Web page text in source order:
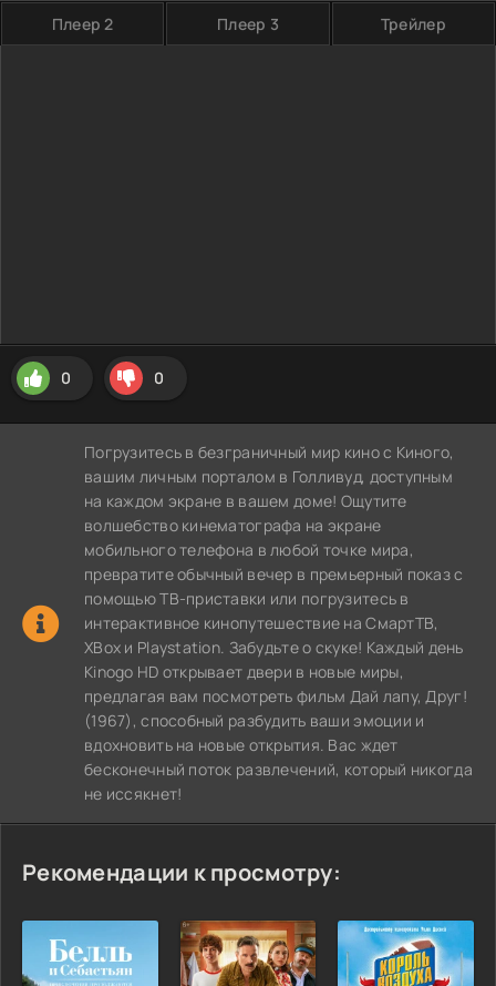
Плеер 2 Плеер 3 Трейлер
0 0
Погрузитесь в безграничный мир кино с Киного,
вашим личным порталом в Голливуд, доступным
на каждом экране в вашем доме! Ощутите
волшебство кинематографа на экране
мобильного телефона в любой точке мира,
превратите обычный вечер в премьерный показ с
помощью ТВ-приставки или погрузитесь в
интерактивное кинопутешествие на СмартТВ,
XBox и Playstation. Забудьте о скуке! Каждый день
Kinogo HD открывает двери в новые миры,
предлагая вам посмотреть фильм Дай лапу, Друг!
(1967), способный разбудить ваши эмоции и
вдохновить на новые открытия. Вас ждет
бесконечный поток развлечений, который никогда
не иссякнет!
Рекомендации к просмотру: